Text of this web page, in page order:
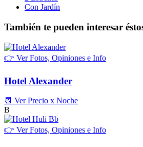
Con Jardín
También te pueden interesar
👉 Ver Fotos, Opiniones e Info
Hotel Alexander
📆 Ver Precio x Noche
B
👉 Ver Fotos, Opiniones e Info